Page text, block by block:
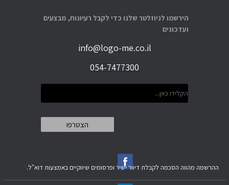
הירשמו לניוזלטר שלנו כדי לקבל רעיונות, מבצעים
ועדכונים
info@logo-me.co.il
054-7477300
ההרשמה מהווה הסכמה לקבלת דיוור ישיר ופרסומים שיווקיים באמצעות דוא"ל.